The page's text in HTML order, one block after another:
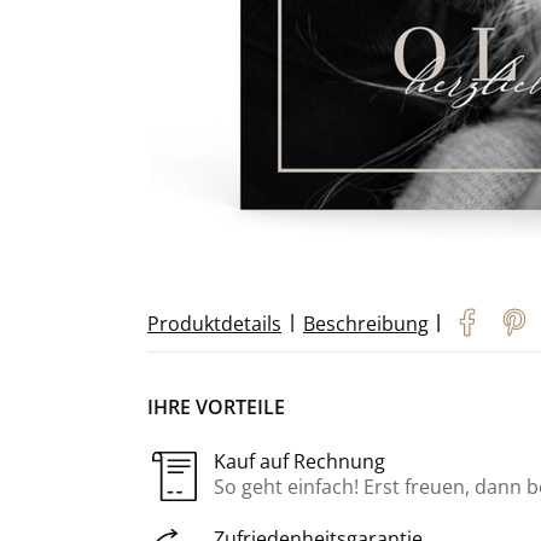
Produktdetails | Beschreibung |
IHRE VORTEILE
Kauf auf Rechnung
So geht einfach! Erst freuen, dann